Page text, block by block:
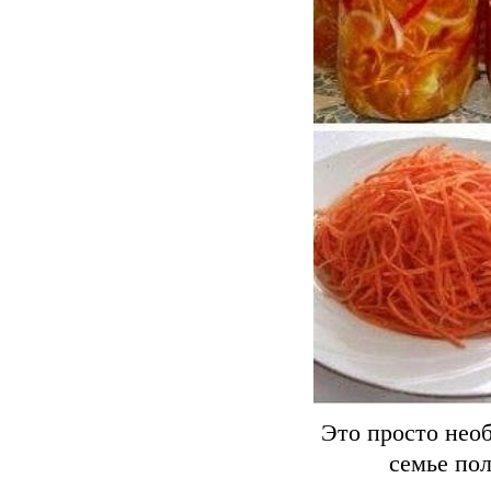
Это прocто
cемье